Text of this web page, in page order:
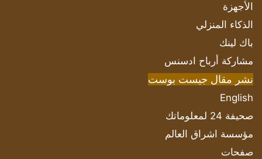
الأجهزة
الذكاء المنزلي
باك لينك
مشاركة أرباح ادسنس
نشر مقال جيست بوست
English
صحيفة 24 لمعلوماتك
مؤسسة اشراق العالم
صفحات